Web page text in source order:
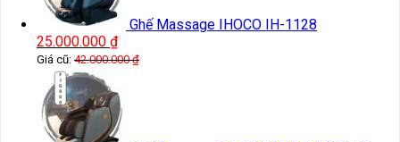
Ghế Massage IHOCO IH-1128
25.000.000 ₫
Giá cũ: 42.000.000₫